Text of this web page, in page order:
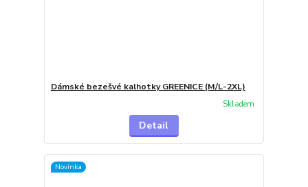
Dámské bezešvé kalhotky GREENICE (M/L-2XL)
Skladem
Detail
Novinka